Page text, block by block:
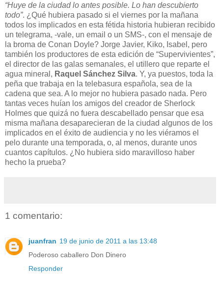
“Huye de la ciudad lo antes posible. Lo han descubierto
todo”. ¿Qué hubiera pasado si el viernes por la mañana
todos los implicados en esta fétida historia hubieran recibido
un telegrama, -vale, un email o un SMS-, con el mensaje de
la broma de Conan Doyle? Jorge Javier, Kiko, Isabel, pero
también los productores de esta edición de “Supervivientes”,
el director de las galas semanales, el utillero que reparte el
agua mineral, Raquel Sánchez Silva. Y, ya puestos, toda la
peña que trabaja en la telebasura española, sea de la
cadena que sea. A lo mejor no hubiera pasado nada. Pero
tantas veces huían los amigos del creador de Sherlock
Holmes que quizá no fuera descabellado pensar que esa
misma mañana desaparecieran de la ciudad algunos de los
implicados en el éxito de audiencia y no les viéramos el
pelo durante una temporada, o, al menos, durante unos
cuantos capítulos. ¿No hubiera sido maravilloso haber
hecho la prueba?
1 comentario:
juanfran 19 de junio de 2011 a las 13:48
Poderoso caballero Don Dinero
Responder